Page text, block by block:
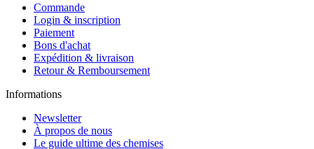
Commande
Login & inscription
Paiement
Bons d'achat
Expédition & livraison
Retour & Remboursement
Informations
Newsletter
À propos de nous
Le guide ultime des chemises